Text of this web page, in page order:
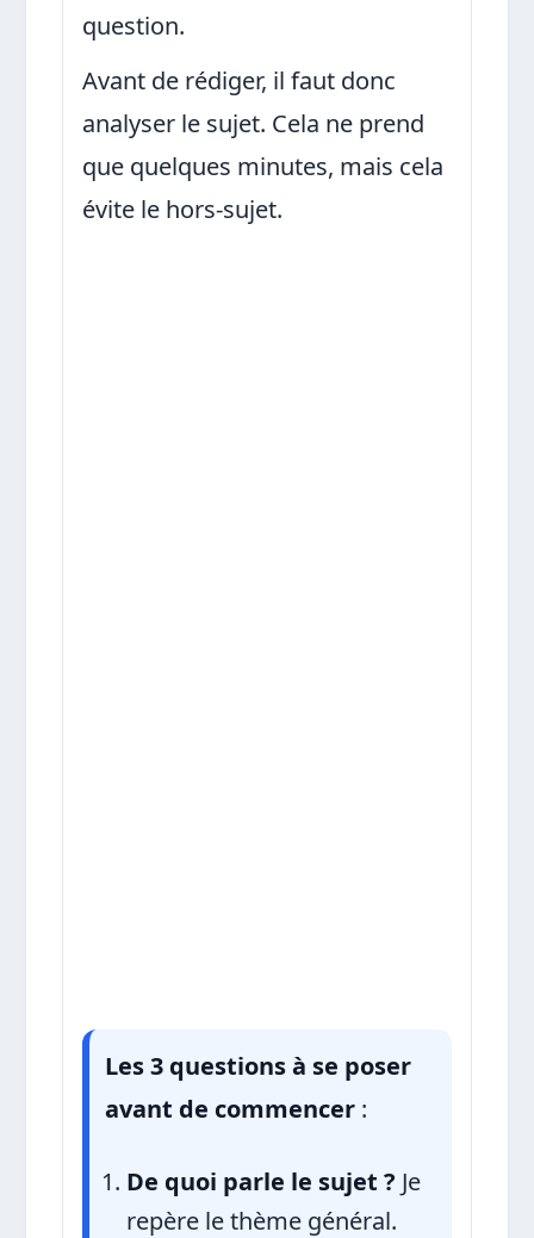
question.
Avant de rédiger, il faut donc
analyser le sujet. Cela ne prend
que quelques minutes, mais cela
évite le hors-sujet.
Les 3 questions à se poser
avant de commencer :
De quoi parle le sujet ? Je
repère le thème général.